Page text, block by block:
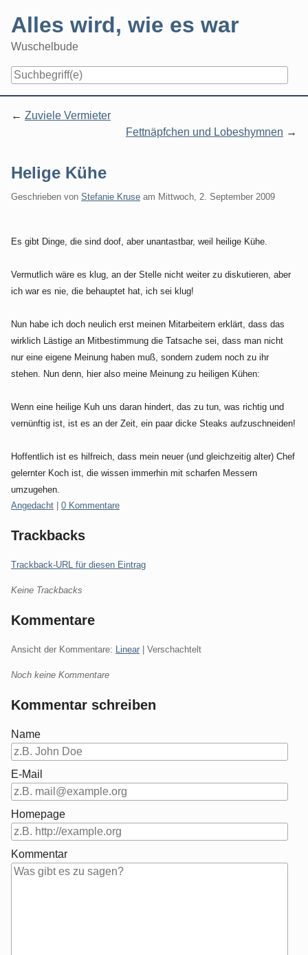
content
Alles wird, wie es war
Wuschelbude
Zuviele Vermieter
Fettnäpfchen und Lobeshymnen
Helige Kühe
Geschrieben von Stefanie Kruse am Mittwoch, 2. September 2009
Es gibt Dinge, die sind doof, aber unantastbar, weil heilige Kühe.
Vermutlich wäre es klug, an der Stelle nicht weiter zu diskutieren, aber
ich war es nie, die behauptet hat, ich sei klug!
Nun habe ich doch neulich erst meinen Mitarbeitern erklärt, dass das
wirklich Lästige an Mitbestimmung die Tatsache sei, dass man nicht
nur eine eigene Meinung haben muß, sondern zudem noch zu ihr
stehen. Nun denn, hier also meine Meinung zu heiligen Kühen:
Wenn eine heilige Kuh uns daran hindert, das zu tun, was richtig und
vernünftig ist, ist es an der Zeit, ein paar dicke Steaks aufzuschneiden!
Hoffentlich ist es hilfreich, dass mein neuer (und gleichzeitig alter) Chef
gelernter Koch ist, die wissen immerhin mit scharfen Messern
umzugehen.
Kategorien:
Angedacht 0 Kommentare
Trackbacks
Trackback-URL für diesen Eintrag
Keine Trackbacks
Kommentare
Ansicht der Kommentare: Linear | Verschachtelt
Noch keine Kommentare
Kommentar schreiben
Name
E-Mail
Homepage
Kommentar